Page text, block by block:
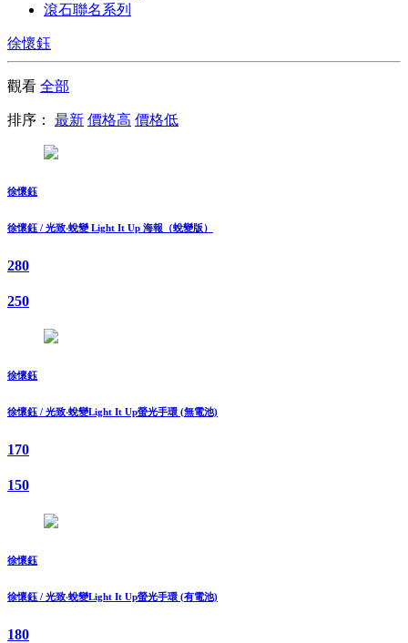
滾石聯名系列
徐懷鈺
觀看 全部
排序： 最新 價格高 價格低
徐懷鈺
徐懷鈺 / 光致‧蛻變 Light It Up 海報（蛻變版）
280
250
徐懷鈺
徐懷鈺 / 光致‧蛻變Light It Up螢光手環 (無電池)
170
150
徐懷鈺
徐懷鈺 / 光致‧蛻變Light It Up螢光手環 (有電池)
180